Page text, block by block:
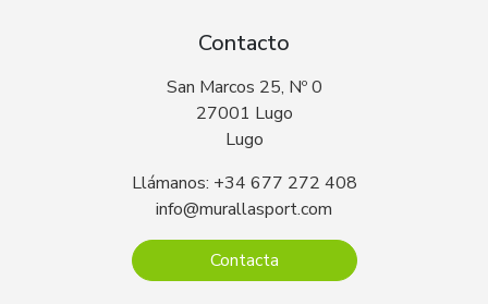
Contacto
San Marcos 25, Nº 0
27001 Lugo
Lugo
Llámanos: +34 677 272 408
info@murallasport.com
Contacta